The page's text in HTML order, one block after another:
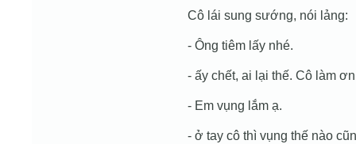
Cô lái sung sướng, nói lảng:
- Ông tiêm lấy nhé.
- ấy chết, ai lại thế. Cô làm
- Em vụng lắm ạ.
- ở tay cô thì vụng thế nào